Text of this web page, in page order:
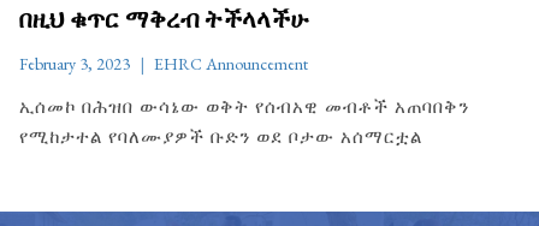
በዚህ ቁጥር ማቅረብ ትችላላችሁ
February 3, 2023 EHRC Announcement
ኢሰመኮ በሕዝበ ውሳኔው ወቅት የሰብአዊ መብቶች አጠባበቅን
የሚከታተል የባለሙያዎች ቡድን ወደ ቦታው አሰማርቷል